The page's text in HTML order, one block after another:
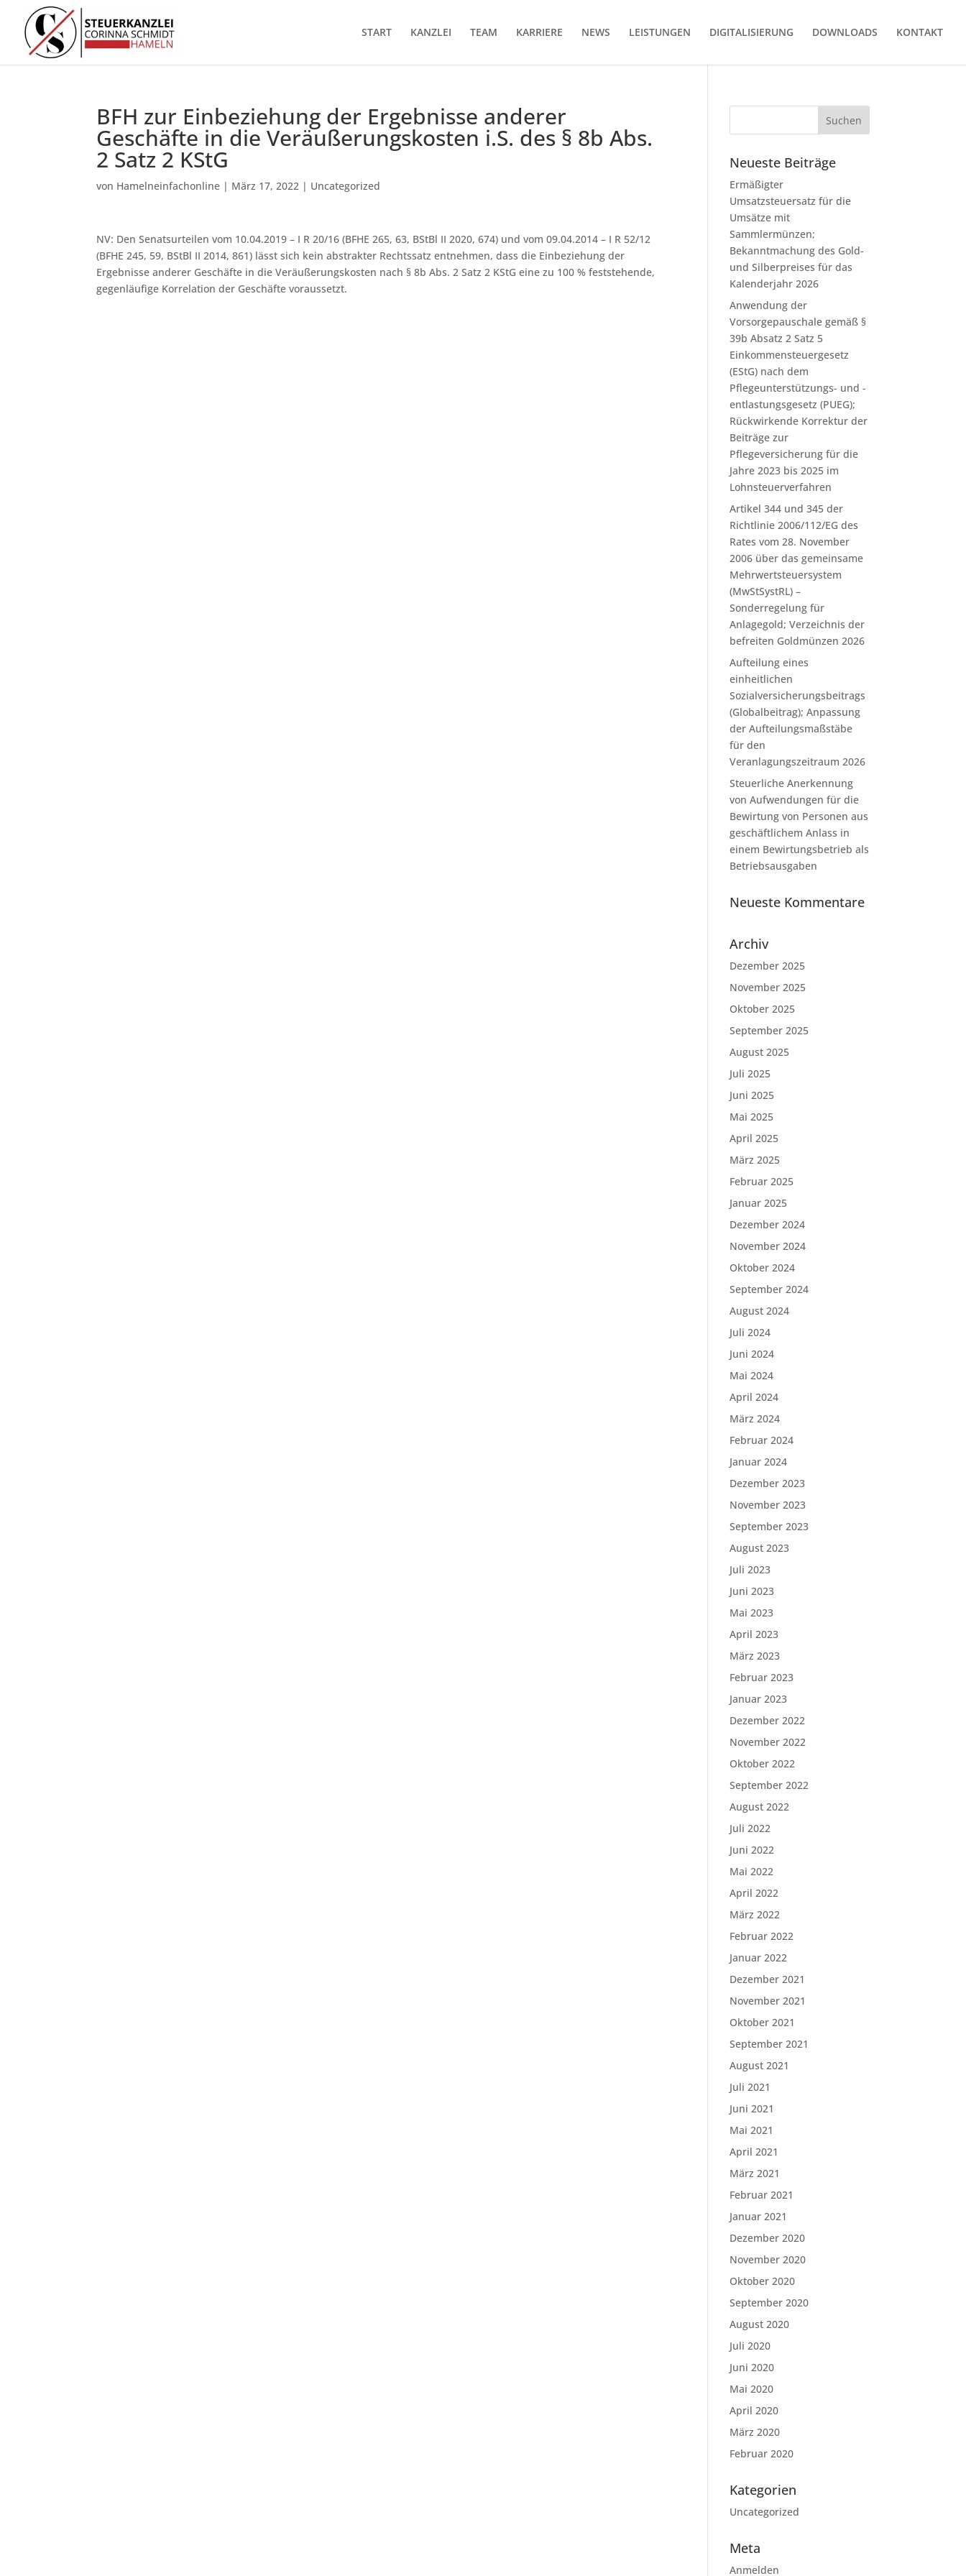
START KANZLEI TEAM KARRIERE NEWS LEISTUNGEN DIGITALISIERUNG DOWNLOADS KONTAKT
BFH zur Einbeziehung der Ergebnisse anderer
Geschäfte in die Veräußerungskosten i.S. des § 8b Abs.
2 Satz 2 KStG
von Hamelneinfachonline | März 17, 2022 | Uncategorized
NV: Den Senatsurteilen vom 10.04.2019 – I R 20/16 (BFHE 265, 63, BStBl II 2020, 674) und vom 09.04.2014 – I R 52/12
(BFHE 245, 59, BStBl II 2014, 861) lässt sich kein abstrakter Rechtssatz entnehmen, dass die Einbeziehung der
Ergebnisse anderer Geschäfte in die Veräußerungskosten nach § 8b Abs. 2 Satz 2 KStG eine zu 100 % feststehende,
gegenläufige Korrelation der Geschäfte voraussetzt.
Neueste Beiträge
Ermäßigter
Umsatzsteuersatz für die
Umsätze mit
Sammlermünzen;
Bekanntmachung des Gold-
und Silberpreises für das
Kalenderjahr 2026
Anwendung der
Vorsorgepauschale gemäß §
39b Absatz 2 Satz 5
Einkommensteuergesetz
(EStG) nach dem
Pflegeunterstützungs- und -
entlastungsgesetz (PUEG);
Rückwirkende Korrektur der
Beiträge zur
Pflegeversicherung für die
Jahre 2023 bis 2025 im
Lohnsteuerverfahren
Artikel 344 und 345 der
Richtlinie 2006/112/EG des
Rates vom 28. November
2006 über das gemeinsame
Mehrwertsteuersystem
(MwStSystRL) –
Sonderregelung für
Anlagegold; Verzeichnis der
befreiten Goldmünzen 2026
Aufteilung eines
einheitlichen
Sozialversicherungsbeitrags
(Globalbeitrag); Anpassung
der Aufteilungsmaßstäbe
für den
Veranlagungszeitraum 2026
Steuerliche Anerkennung
von Aufwendungen für die
Bewirtung von Personen aus
geschäftlichem Anlass in
einem Bewirtungsbetrieb als
Betriebsausgaben
Neueste Kommentare
Archiv
Dezember 2025
November 2025
Oktober 2025
September 2025
August 2025
Juli 2025
Juni 2025
Mai 2025
April 2025
März 2025
Februar 2025
Januar 2025
Dezember 2024
November 2024
Oktober 2024
September 2024
August 2024
Juli 2024
Juni 2024
Mai 2024
April 2024
März 2024
Februar 2024
Januar 2024
Dezember 2023
November 2023
September 2023
August 2023
Juli 2023
Juni 2023
Mai 2023
April 2023
März 2023
Februar 2023
Januar 2023
Dezember 2022
November 2022
Oktober 2022
September 2022
August 2022
Juli 2022
Juni 2022
Mai 2022
April 2022
März 2022
Februar 2022
Januar 2022
Dezember 2021
November 2021
Oktober 2021
September 2021
August 2021
Juli 2021
Juni 2021
Mai 2021
April 2021
März 2021
Februar 2021
Januar 2021
Dezember 2020
November 2020
Oktober 2020
September 2020
August 2020
Juli 2020
Juni 2020
Mai 2020
April 2020
März 2020
Februar 2020
Kategorien
Uncategorized
Meta
Anmelden